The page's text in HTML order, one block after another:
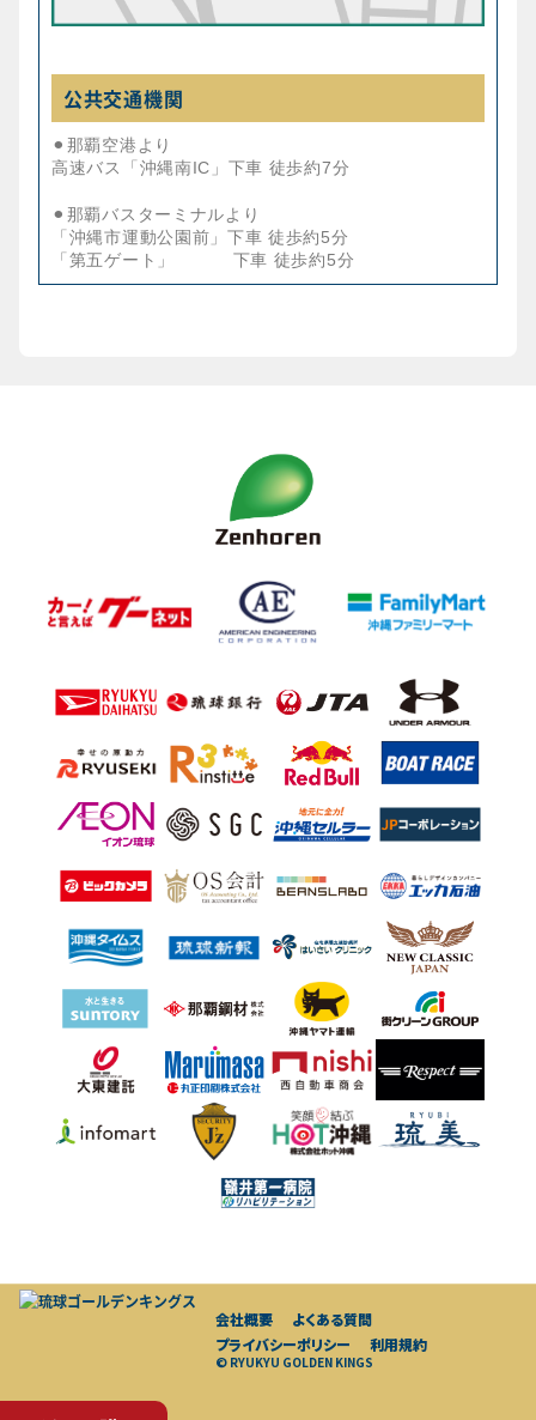
公共交通機関
⚫︎那覇空港より
高速バス「沖縄南IC」下車 徒歩約7分
⚫︎那覇バスターミナルより
「沖縄市運動公園前」下車 徒歩約5分
「第五ゲート」 下車 徒歩約5分
会社概要
よくある質問
プライバシーポリシー
利用規約
© RYUKYU GOLDEN KINGS